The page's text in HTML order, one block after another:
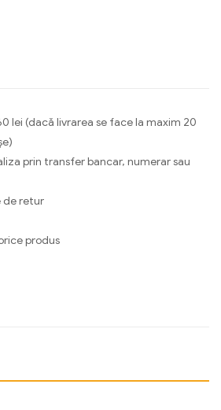
lei (dacă livrarea se face la maxim 20
prin transfer bancar, numerar sau
de retur
produs